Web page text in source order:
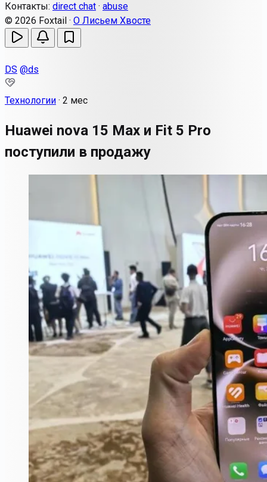
Контакты: direct chat · abuse
© 2026 Foxtail · О Лисьем Хвосте
DS @ds
Технологии · 2 мес
Huawei nova 15 Max и Fit 5 Pro
поступили в продажу